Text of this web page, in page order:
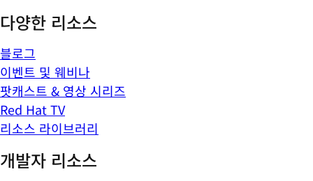
다양한 리소스
블로그
이벤트 및 웨비나
팟캐스트 & 영상 시리즈
Red Hat TV
리소스 라이브러리
개발자 리소스